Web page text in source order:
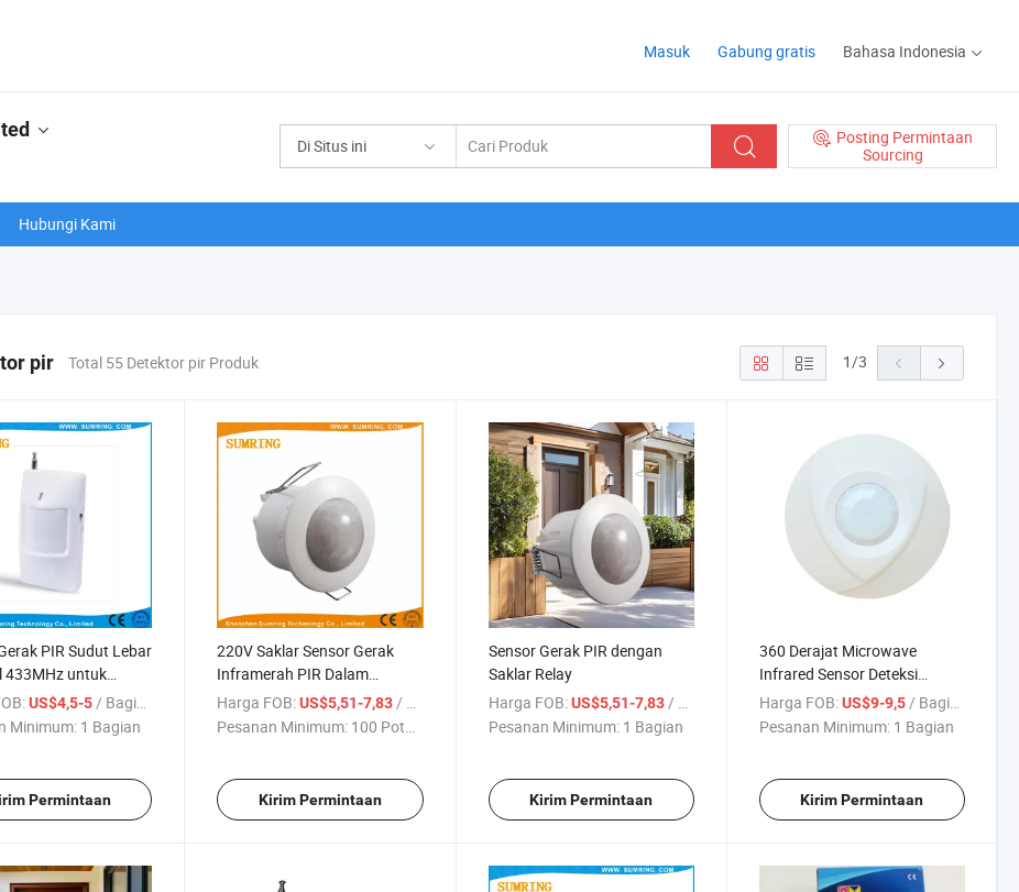
Masuk Gabung gratis Bahasa Indonesia
Di Situs ini
Posting Permintaan
Sourcing
Hubungi Kami
pir Total 55 Detektor pir Produk 1/3
PIR Sudut Lebar
433MHz untuk
Pencurian
US$4,5-5/ Bagian
Minimum: 1 Bagian
Permintaan
220V Saklar Sensor Gerak
Inframerah PIR Dalam
Ruangan untuk Lampu
Harga FOB: US$5,51-7,83/ Bagian
Pesanan Minimum: 100 Potong
Kirim Permintaan
Sensor Gerak PIR dengan
Saklar Relay
Harga FOB: US$5,51-7,83/ Bagian
Pesanan Minimum: 1 Bagian
Kirim Permintaan
360 Derajat Microwave
Infrared Sensor Deteksi
Gerakan PIR Digital
Harga FOB: US$9-9,5/ Bagian
Pesanan Minimum: 1 Bagian
Kirim Permintaan